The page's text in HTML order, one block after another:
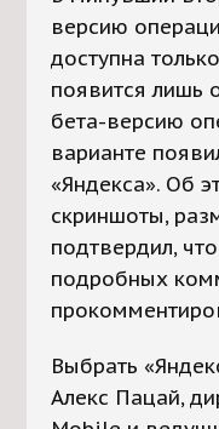
версию
доступна
появится лишь
бета-версию
варианте
«Яндекса». Об
скриншоты,
подтвердил,
подробных
Выбрать
Алекс Пацай,